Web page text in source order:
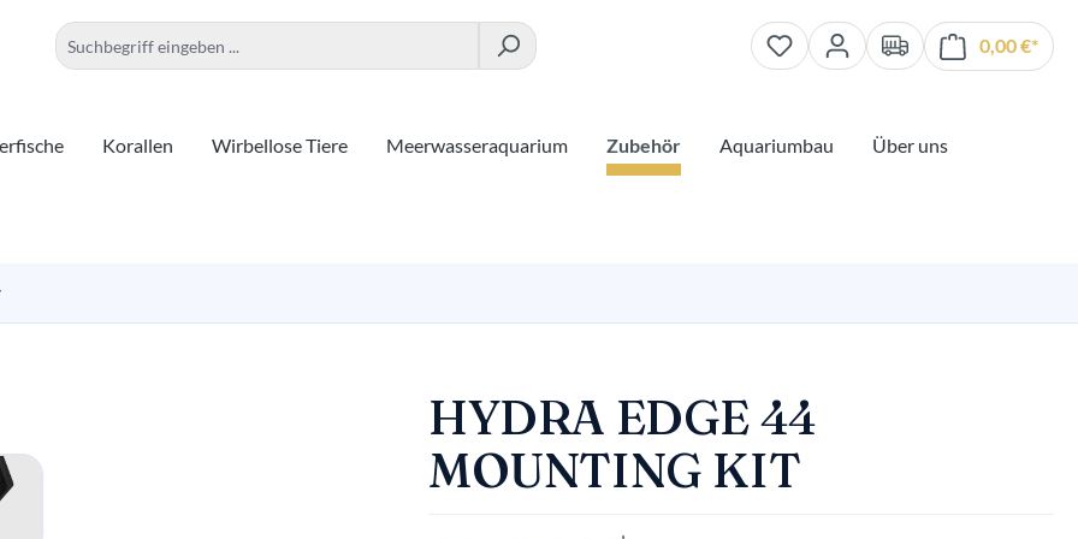
0,00 €*
Korallen Wirbellose Tiere Meerwasseraquarium Zubehör Aquariumbau
Über uns
HYDRA EDGE 44
MOUNTING KIT